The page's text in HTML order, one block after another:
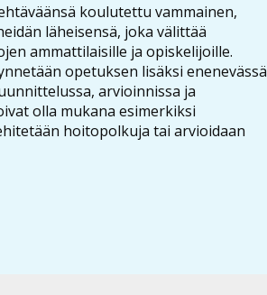
koulutettu vammainen,
läheisensä, joka välittää
ammattilaisille ja opiskelijoille.
opetuksen lisäksi enenevässä
arvioinnissa ja
olla mukana esimerkiksi
hoitopolkuja tai arvioidaan